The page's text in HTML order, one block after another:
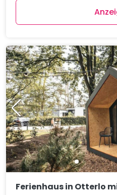
Ferienhaus in Otterlo